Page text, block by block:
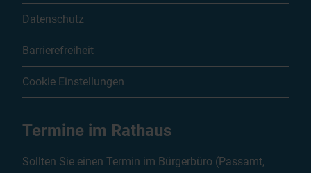
Datenschutz
Barrierefreiheit
Cookie Einstellungen
Termine im Rathaus
Sollten Sie einen Termin im Bürgerbüro (Passamt,